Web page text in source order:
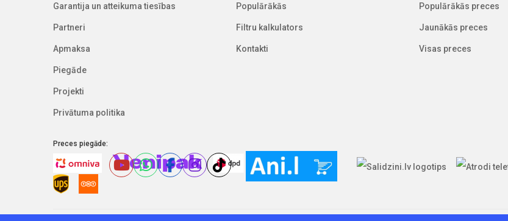
Garantija un atteikuma tiesības
Partneri
Apmaksa
Piegāde
Projekti
Privātuma politika
Populārākās
Filtru kalkulators
Kontakti
Populārākās preces
Jaunākās preces
Visas preces
Preces piegāde: